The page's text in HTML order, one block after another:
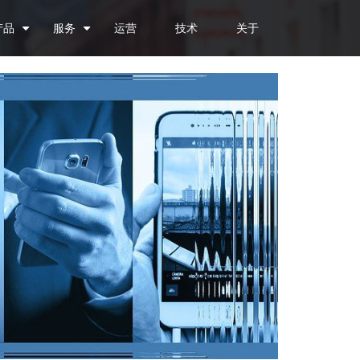
品 服务 运营 技术 关于